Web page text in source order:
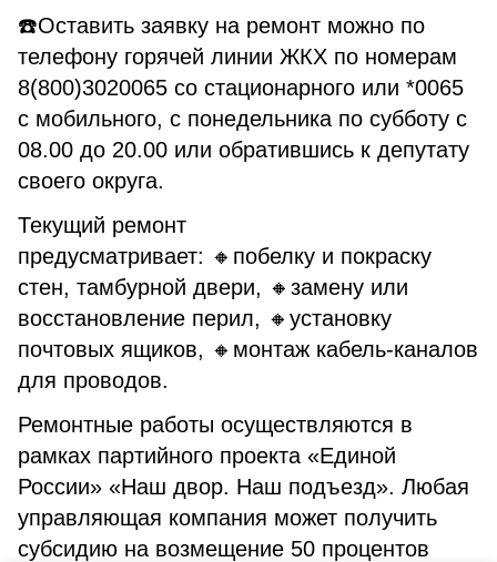
☎️Оставить заявку на ремонт можно по
телефону горячей линии ЖКХ по номерам
8(800)3020065 со стационарного или *0065
с мобильного, с понедельника по субботу с
08.00 до 20.00 или обратившись к депутату
своего округа.
Текущий ремонт
предусматривает: 🔸побелку и покраску
стен, тамбурной двери, 🔸замену или
восстановление перил, 🔸установку
почтовых ящиков, 🔸монтаж кабель-каналов
для проводов.
Ремонтные работы осуществляются в
рамках партийного проекта «Единой
России» «Наш двор. Наш подъезд». Любая
управляющая компания может получить
субсидию на возмещение 50 процентов